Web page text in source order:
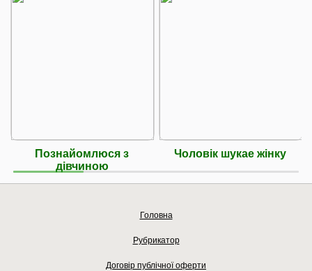
Познайомлюся з
дівчиною
Чоловік шукае жінку
Головна
Рубрикатор
Договір публічної оферти